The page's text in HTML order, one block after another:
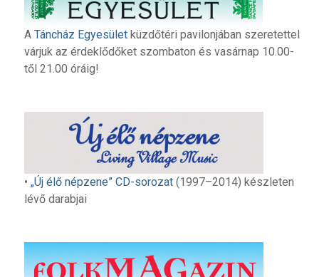
A Táncház Egyesületküzdőtéri pavilonjában szeretettel
várjuk az érdeklődőket szombaton és vasárnap 10.00-
től 21.00 óráig!
• „Új élő népzene” CD-sorozat(1997–2014) készleten
lévő darabjai